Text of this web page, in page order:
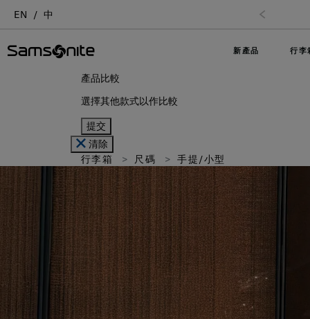
EN 中
新產品 行李
產品比較
選擇其他款式以作比較
提交
清除
行李箱
尺碼 手提/小型